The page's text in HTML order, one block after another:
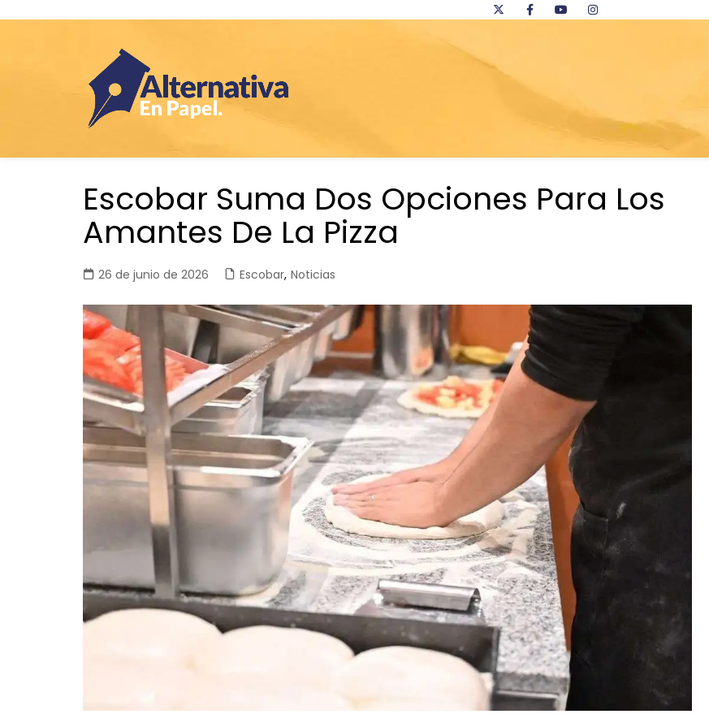
Escobar Suma Dos Opciones Para Los
Amantes De La Pizza
26 de junio de 2026 Escobar, Noticias